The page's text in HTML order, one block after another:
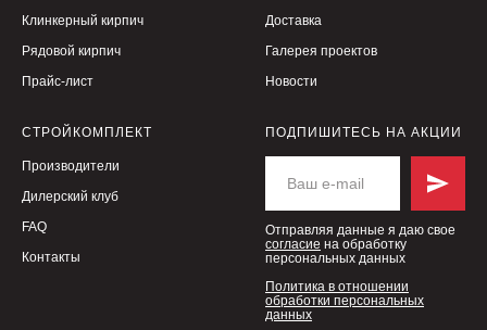
Клинкерный кирпич
Рядовой кирпич
Прайс-лист
Доставка
Галерея проектов
Новости
СТРОЙКОМПЛЕКТ
Производители
Дилерский клуб
FAQ
Контакты
ПОДПИШИТЕСЬ НА АКЦИИ
Отправляя данные я даю свое
согласие на обработку
персональных данных
Политика в отношении
обработки персональных
данных